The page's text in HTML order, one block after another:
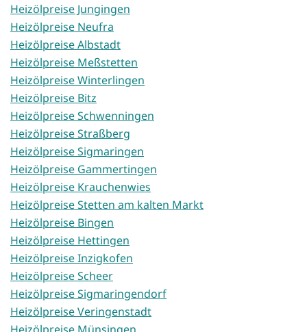
Heizölpreise Jungingen
Heizölpreise Neufra
Heizölpreise Albstadt
Heizölpreise Meßstetten
Heizölpreise Winterlingen
Heizölpreise Bitz
Heizölpreise Schwenningen
Heizölpreise Straßberg
Heizölpreise Sigmaringen
Heizölpreise Gammertingen
Heizölpreise Krauchenwies
Heizölpreise Stetten am kalten Markt
Heizölpreise Bingen
Heizölpreise Hettingen
Heizölpreise Inzigkofen
Heizölpreise Scheer
Heizölpreise Sigmaringendorf
Heizölpreise Veringenstadt
Heizölpreise Münsingen